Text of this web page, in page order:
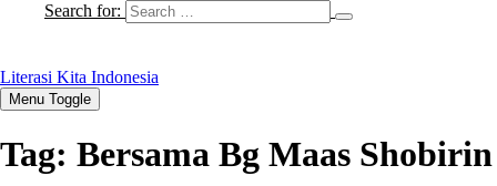
Search for:
Literasi Kita Indonesia
Menu Toggle
Tag: Bersama Bg Maas Shobirin